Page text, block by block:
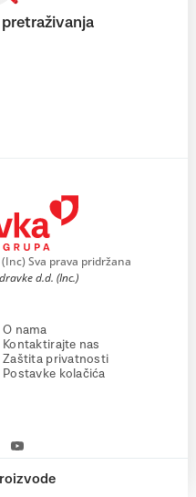
Sva prava pridržana
d.d. (Inc.)
O nama
Kontaktirajte nas
Zaštita privatnosti
Postavke kolačića